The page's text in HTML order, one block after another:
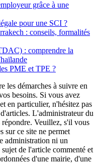
grâce à une
pour une SCI ?
: conseils, formalités
: comprendre la
PME et TPE ?
les démarches à suivre en
besoins. Si vous avez
en particulier, n'hésitez pas
L'administrateur du
Veuillez, s'il vous
sur ce site ne permet
administration ni un
de l'article commenté et
d'une mairie, d'une